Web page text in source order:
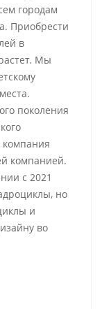
городам
Приобрести
в
Мы
поколения
компания
компанией.
с 2021
но
и
во